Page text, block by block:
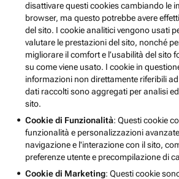
disattivare questi cookies cambiando le
browser, ma questo potrebbe avere
del sito. I cookie analitici vengono usati
valutare le prestazioni del sito, nonché
migliorare il comfort e l’usabilità del sito
su come viene usato. I cookie in
informazioni non direttamente riferibili
dati raccolti sono aggregati per analisi
sito.
Cookie di Funzionalità: Questi cookie
funzionalità e personalizzazioni
navigazione e l'interazione con il sito,
preferenze utente e precompilazione di
Cookie di Marketing: Questi cookie